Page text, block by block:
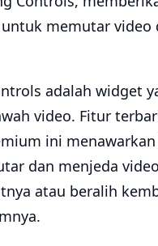
memutar video
adalah widget
video. Fitur
ini
dan menjeda
atau beralih